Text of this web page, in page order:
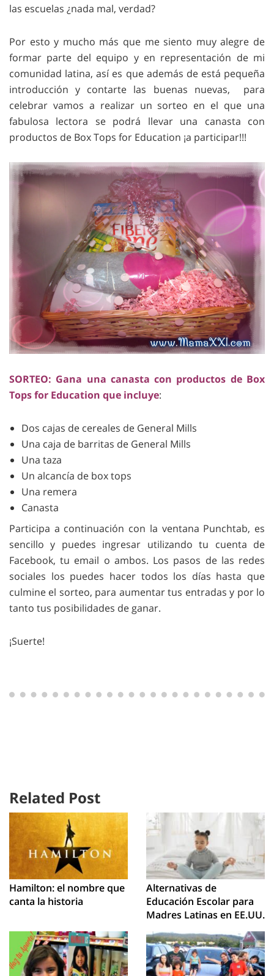
las escuelas ¿nada mal, verdad?
Por esto y mucho más que me siento muy alegre de
formar parte del equipo y en representación de mi
comunidad latina, así es que además de está pequeña
introducción y contarte las buenas nuevas, para
celebrar vamos a realizar un sorteo en el que una
fabulosa lectora se podrá llevar una canasta con
productos de Box Tops for Education ¡a participar!!!
SORTEO: Gana una canasta con productos de Box
Tops for Education que incluye:
Dos cajas de cereales de General Mills
Una caja de barritas de General Mills
Una taza
Un alcancía de box tops
Una remera
Canasta
Participa a continuación con la ventana Punchtab, es
sencillo y puedes ingresar utilizando tu cuenta de
Facebook, tu email o ambos. Los pasos de las redes
sociales los puedes hacer todos los días hasta que
culmine el sorteo, para aumentar tus entradas y por lo
tanto tus posibilidades de ganar.
¡Suerte!
Related Post
Hamilton: el nombre que
canta la historia
Alternativas de
Educación Escolar para
Madres Latinas en EE.UU.